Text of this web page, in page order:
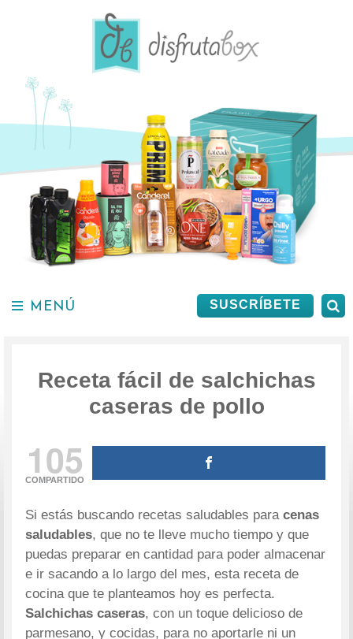
SUSCRÍBETE
MENÚ
Receta fácil de salchichas
caseras de pollo
105
COMPARTIDO
Si estás buscando recetas saludables paracenas
saludables, que no te lleve mucho tiempo y que
puedas preparar en cantidad para poder almacenar
e ir sacando a lo largo del mes, esta receta de
cocina que te planteamos hoy es perfecta.
Salchichas caseras, con un toque delicioso de
parmesano, y cocidas, para no aportarle ni un